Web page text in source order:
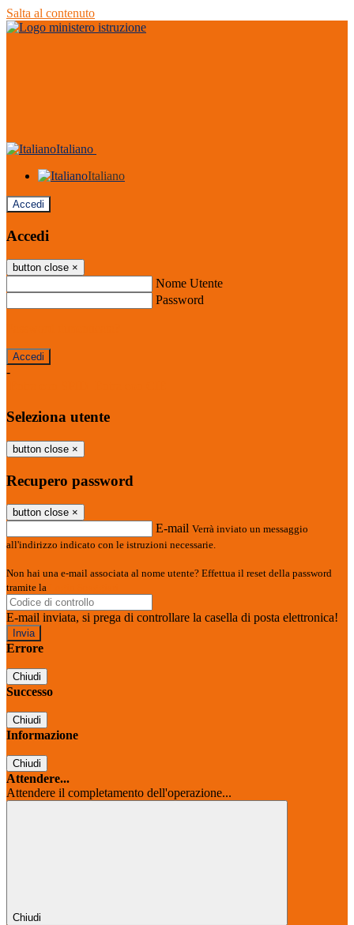
Salta al contenuto
Italiano
Italiano
Accedi
Accedi
button close ×
Nome Utente
Password
-
Seleziona utente
button close ×
Recupero password
button close ×
E-mail Verrà inviato un messaggio
all'indirizzo indicato con le istruzioni necessarie.
Non hai una e-mail associata al nome utente? Effettua il reset della password
tramite la
E-mail inviata, si prega di controllare la casella di posta elettronica!
Errore
Chiudi
Successo
Chiudi
Informazione
Chiudi
Attendere...
Attendere il completamento dell'operazione...
Chiudi